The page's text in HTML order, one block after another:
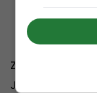
Zmení sa
Je vysoko